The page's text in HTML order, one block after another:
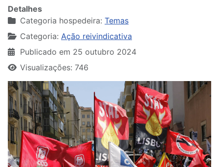
Detalhes
Categoria hospedeira: Temas
Categoria: Ação reivindicativa
Publicado em 25 outubro 2024
Visualizações: 746